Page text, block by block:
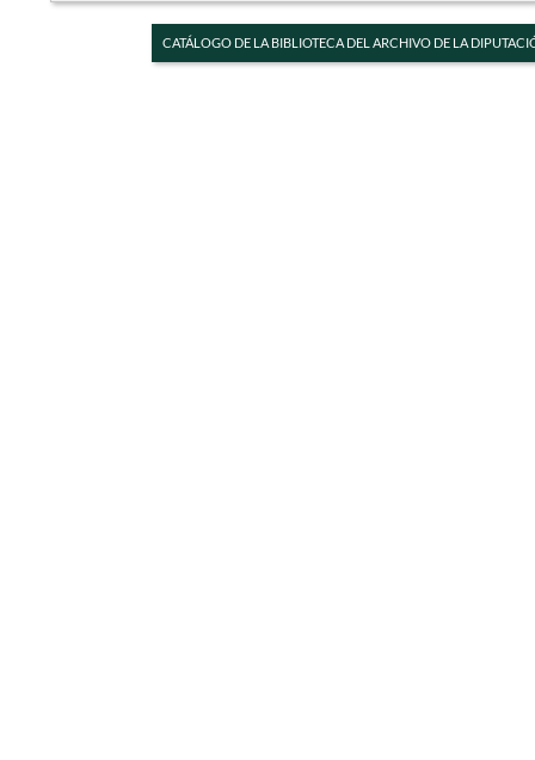
CATÁLOGO DE LA BIBLIOTECA DEL ARCHIVO DE LA